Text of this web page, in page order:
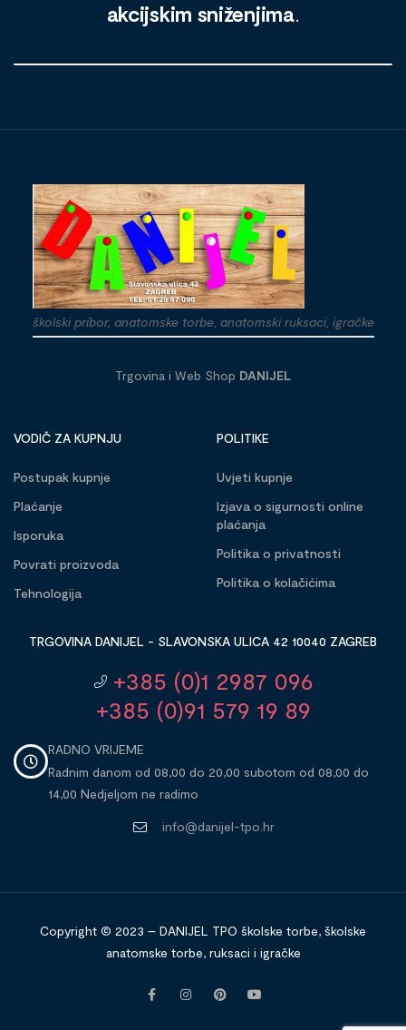
akcijskim sniženjima.
školski pribor, anatomske torbe, anatomski ruksaci, igračke
Trgovina i Web Shop DANIJEL
VODIČ ZA KUPNJU
Postupak kupnje
Plaćanje
Isporuka
Povrati proizvoda
Tehnologija
POLITIKE
Uvjeti kupnje
Izjava o sigurnosti online
plaćanja
Politika o privatnosti
Politika o kolačićima
TRGOVINA DANIJEL - SLAVONSKA ULICA 42 10040 ZAGREB
+385 (0)1 2987 096
+385 (0)91 579 19 89
RADNO VRIJEME
Radnim danom od 08,00 do 20,00 subotom od 08,00 do
14,00 Nedjeljom ne radimo
info@danijel-tpo.hr
Copyright © 2023 – DANIJEL TPO školske torbe, školske
anatomske torbe, ruksaci i igračke